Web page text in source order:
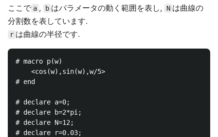
ここで a , b はパラメータの動く範囲を表し, N は曲線の
分割数を表しています.
r は曲線の半径です.
# macro p(w)
    <cos(w),sin(w),w/5>
# end
# declare a=0;
# declare b=2*pi;
# declare N=12;
# declare r=0.03;